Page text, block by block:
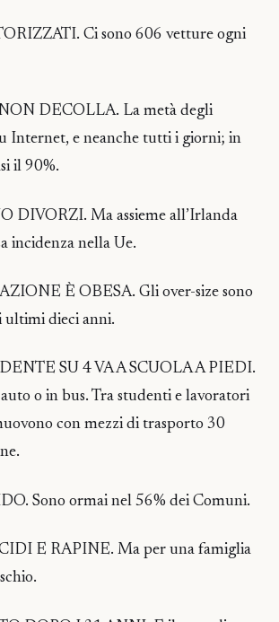
Ci sono 606 vetture ogni
DECOLLA. La metà degli
Internet, e neanche tutti i giorni; in
il 90%.
DIVORZI. Ma assieme all’Irlanda
incidenza nella Ue.
È OBESA. Gli over-size sono
ultimi dieci anni.
SU 4 VA A SCUOLA A PIEDI.
o in bus. Tra studenti e lavoratori
con mezzi di trasporto 30
Sono ormai nel 56% dei Comuni.
E RAPINE. Ma per una famiglia